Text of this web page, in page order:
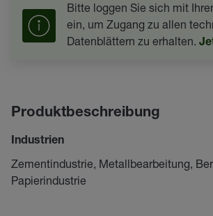
Bitte loggen Sie sich mit
ein, um Zugang zu allen
Datenblättern zu erhalten.
Produktbeschreibung
Industrien
Zementindustrie, Metallbearbeitung,
Papierindustrie